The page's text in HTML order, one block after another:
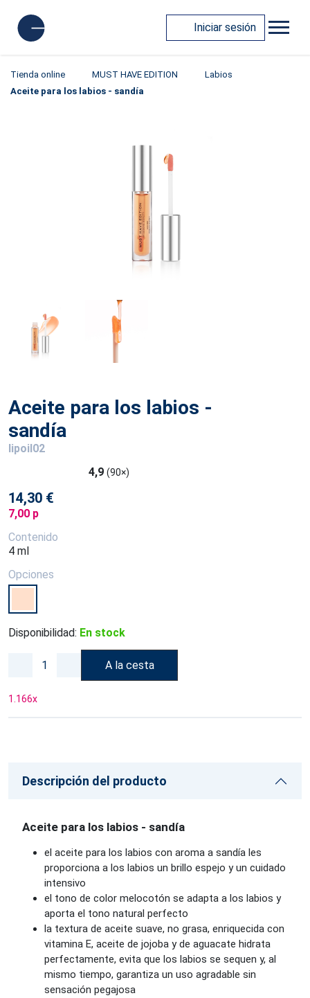
Iniciar sesión
Tienda online MUST HAVE EDITION
Labios
Aceite para los labios - sandía
Aceite para los labios -
sandía
lipoil02
4,9 (90×)
14,30 €
7,00 p
Contenido
4 ml
Opciones
Disponibilidad: En stock
A la cesta
1.166x
Descripción del producto
Aceite para los labios - sandía
el aceite para los labios con aroma a sandía les
proporciona a los labios un brillo espejo y un cuidado
intensivo
el tono de color melocotón se adapta a los labios y
aporta el tono natural perfecto
la textura de aceite suave, no grasa, enriquecida con
vitamina E, aceite de jojoba y de aguacate hidrata
perfectamente, evita que los labios se sequen y, al
mismo tiempo, garantiza un uso agradable sin
sensación pegajosa